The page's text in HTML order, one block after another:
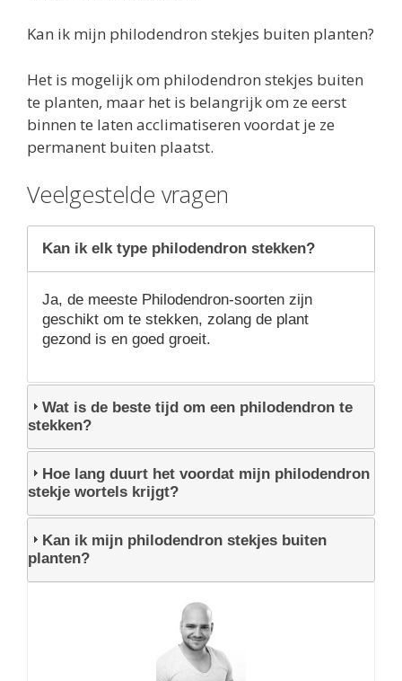
Kan ik mijn philodendron stekjes buiten planten?
Het is mogelijk om philodendron stekjes buiten
te planten, maar het is belangrijk om ze eerst
binnen te laten acclimatiseren voordat je ze
permanent buiten plaatst.
Veelgestelde vragen
Kan ik elk type philodendron stekken?
Ja, de meeste Philodendron-soorten zijn
geschikt om te stekken, zolang de plant
gezond is en goed groeit.
Wat is de beste tijd om een philodendron te
stekken?
Hoe lang duurt het voordat mijn philodendron
stekje wortels krijgt?
Kan ik mijn philodendron stekjes buiten
planten?